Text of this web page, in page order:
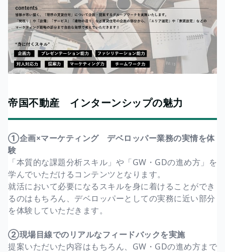
帝国不動産 インターンシップの魅力
①企画×マーケティング デベロッパー業務の実情を体
験
「本質的な課題分析スキル」や「GW・GDの進め方」を
学んでいただけるコンテンツとなります。
就活において必要になるスキルを身に着けることができ
るのはもちろん、デベロッパーとしての実務に近い部分
を体験していただきます。
②現場目線でのリアルなフィードバックを実施
提案いただいた内容はもちろん、GW・GDの進め方まで